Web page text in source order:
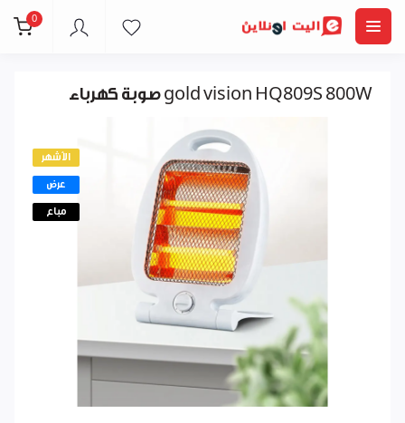
0
صوبة كهرباء gold vision HQ809S 800W
الأشهر
عرض
مباع